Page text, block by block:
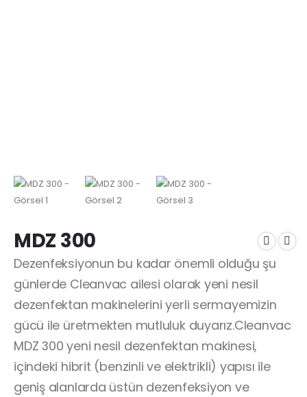
MDZ 300
Dezenfeksiyonun bu kadar önemli olduğu şu
günlerde Cleanvac ailesi olarak yeni nesil
dezenfektan makinelerini yerli sermayemizin
gücü ile üretmekten mutluluk duyarız.Cleanvac
MDZ 300 yeni nesil dezenfektan makinesi,
içindeki hibrit (benzinli ve elektrikli) yapısı ile
geniş alanlarda üstün dezenfeksiyon ve